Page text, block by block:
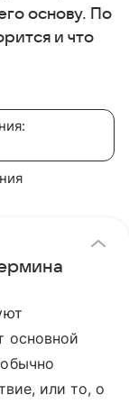
основу. По
и что
основной
или то, о